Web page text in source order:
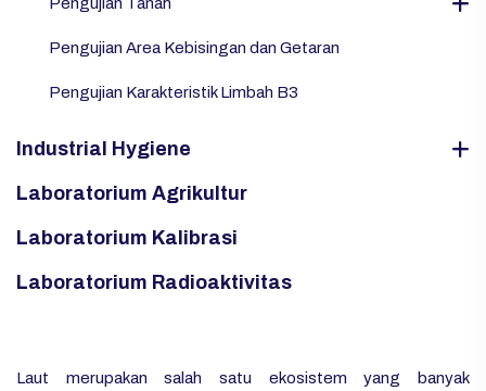
Pengujian Tanah
Pengujian Area Kebisingan dan Getaran
Pengujian Karakteristik Limbah B3
Industrial Hygiene
Laboratorium Agrikultur
Laboratorium Kalibrasi
Laboratorium Radioaktivitas
Laut merupakan salah satu ekosistem yang banyak